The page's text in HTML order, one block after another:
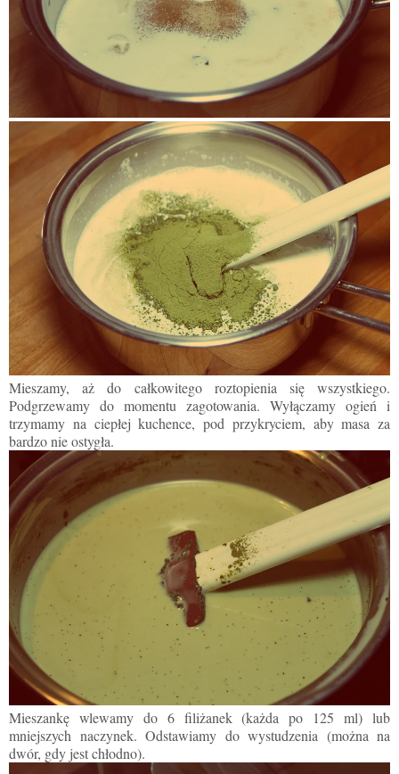
Mieszamy, aż do całkowitego roztopienia się wszystkiego.
Podgrzewamy do momentu zagotowania. Wyłączamy ogień i
trzymamy na ciepłej kuchence, pod przykryciem, aby masa za
bardzo nie ostygła.
Mieszankę wlewamy do 6 filiżanek (każda po 125 ml) lub
mniejszych naczynek. Odstawiamy do wystudzenia (można na
dwór, gdy jest chłodno).